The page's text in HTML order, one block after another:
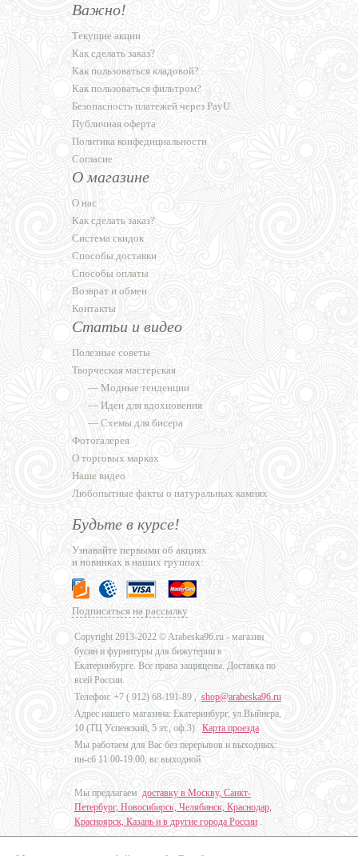
Важно!
Текущие акции
Как сделать заказ?
Как пользоваться кладовой?
Как пользоваться фильтром?
Безопасность платежей через PayU
Публичная оферта
Политика конфедициальности
Согласие
О магазине
О нас
Как сделать заказ?
Система скидок
Способы доставки
Способы оплаты
Возврат и обмен
Контакты
Статьи и видео
Полезные советы
Творческая мастерская
— Модные тенденции
— Идеи для вдохновения
— Схемы для бисера
Фотогалерея
О торговых марках
Наше видео
Любопытные факты о натуральных камнях
Будьте в курсе!
Узнавайте первыми об акциях
и новинках в наших группах:
Подписаться на рассылку
Copyright 2013-2022 © Arabeska96.ru - магазин
бусин и фурнитуры для бижутерии в
Екатеринбурге. Все права защищены. Доставка по
всей России.
Телефон: +7 ( 912) 68-191-89 , shop@arabeska96.ru
Адрес нашего магазина: Екатеринбург, ул.Выйнера,
10 (ТЦ Успенский, 5 эт., оф.3). Карта проезда
Мы работаем для Вас без перерывов и выходных:
пн-сб 11:00-19:00, вс выходной
Мы предлагаем доставку в Москву, Санкт-
Петербург, Новосибирск, Челябинск, Краснодар,
Красноярск, Казань и в другие города России.